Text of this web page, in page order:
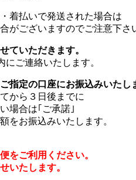
着払いで発送された場合は
がございますのでご注意下さ
ていただきます。
ご連絡いたします。
指定の口座にお振込みいたし
から３日後までに
場合は｢ご承諾｣
をお振込みいたします。
をご利用ください。
いたします。